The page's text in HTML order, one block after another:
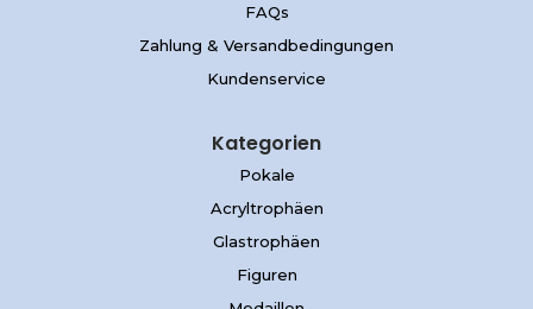
FAQs
Zahlung & Versandbedingungen
Kundenservice
Kategorien
Pokale
Acryltrophäen
Glastrophäen
Figuren